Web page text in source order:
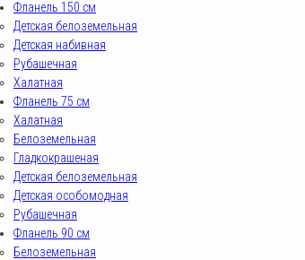
Фланель 150 см
Детская белоземельная
Детская набивная
Рубашечная
Халатная
Фланель 75 см
Халатная
Белоземельная
Гладкокрашеная
Детская белоземельная
Детская особомодная
Рубашечная
Фланель 90 см
Белоземельная